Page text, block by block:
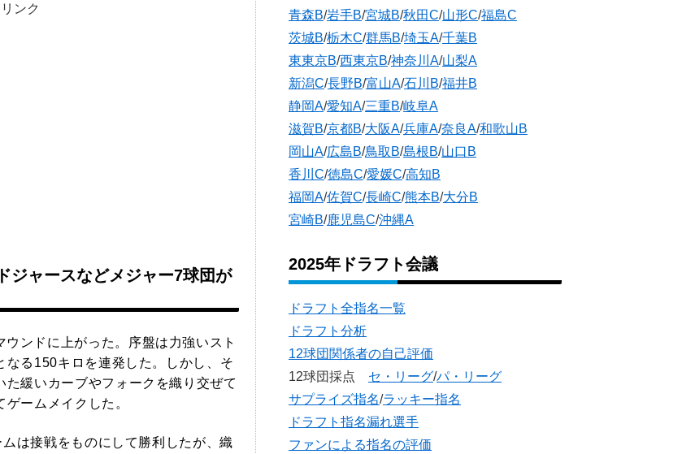
ンク
ジャースなどメジャー7球団が
ンドに上がった。序盤は力強いスト
なる150キロを連発した。しかし、そ
緩いカーブやフォークを織り交ぜて
ームメイクした。
は接戦をものにして勝利したが、織
青森B/岩手B/宮城B/秋田C/山形C/福島C
茨城B/栃木C/群馬B/埼玉A/千葉B
東東京B/西東京B/神奈川A/山梨A
新潟C/長野B/富山A/石川B/福井B
静岡A/愛知A/三重B/岐阜A
滋賀B/京都B/大阪A/兵庫A/奈良A/和歌山B
岡山A/広島B/鳥取B/島根B/山口B
香川C/徳島C/愛媛C/高知B
福岡A/佐賀C/長崎C/熊本B/大分B
宮崎B/鹿児島C/沖縄A
2025年ドラフト会議
ドラフト全指名一覧
ドラフト分析
12球団関係者の自己評価
12球団採点 セ・リーグ/パ・リーグ
サプライズ指名/ラッキー指名
ドラフト指名漏れ選手
ファンによる指名の評価